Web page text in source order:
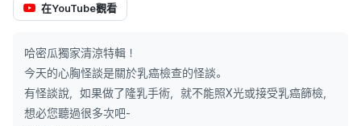
在YouTube觀看
哈密瓜獨家清涼特輯！
今天的心胸怪談是關於乳癌檢查的怪談。
有怪談說，如果做了隆乳手術，就不能照X光或接受乳癌篩檢，
想必您聽過很多次吧-